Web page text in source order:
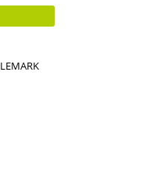
LEMARK